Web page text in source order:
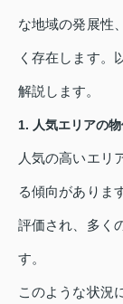
な地域の発展性
く存在します。
解説します。
1. 人気エリアの
人気の高いエリ
る傾向がありま
評価され、多く
す。
このような状況